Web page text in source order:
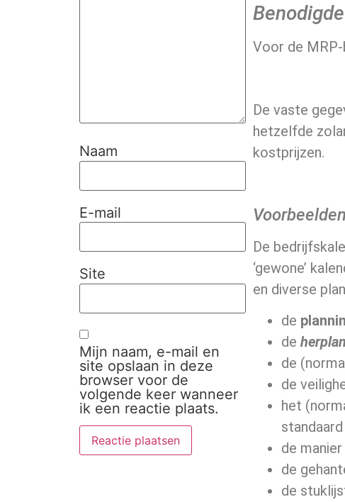
Naam
E-mail
Site
Mijn naam, e-mail en
site opslaan in deze
browser voor de
volgende keer wanneer
ik een reactie plaats.
Voor de
De vaste
hetzelfde
kostprijzen.
De
‘gewone’
en diverse
de
de
de
de
het
de
de
de